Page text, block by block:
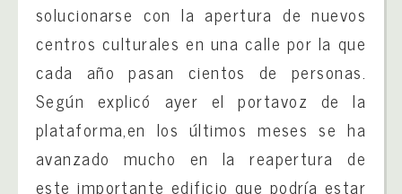
solucionarse con la apertura de nuevos
centros culturales en una calle por la que
cada año pasan cientos de personas.
Según explicó ayer el portavoz de la
plataforma,en los últimos meses se ha
avanzado mucho en la reapertura de
este importante edificio que podría estar